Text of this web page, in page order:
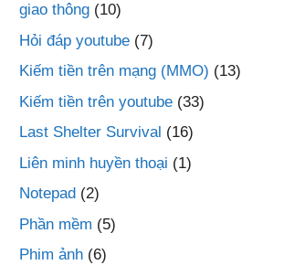
giao thông (10)
Hỏi đáp youtube (7)
Kiếm tiền trên mạng (MMO) (13)
Kiếm tiền trên youtube (33)
Last Shelter Survival (16)
Liên minh huyền thoại (1)
Notepad (2)
Phần mềm (5)
Phim ảnh (6)